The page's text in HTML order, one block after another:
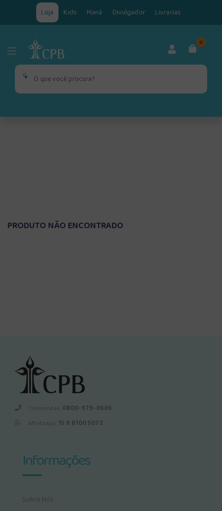
Loja Kids Maná Divulgador Livrarias
0
PRODUTO NÃO ENCONTRADO
Televendas: 0800-979-0606
Whatsapp: 15 9 8100 5073
Informações
Sobre Nós